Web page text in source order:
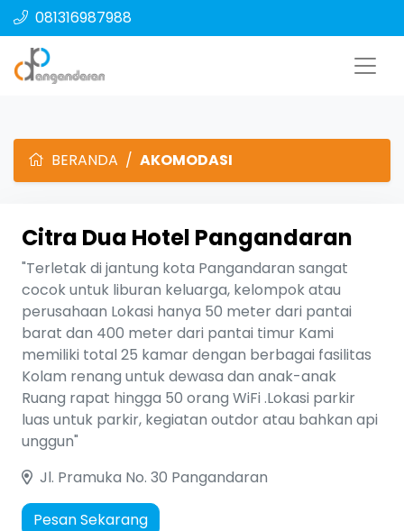
081316987988
BERANDA AKOMODASI
Citra Dua Hotel Pangandaran
"Terletak di jantung kota Pangandaran sangat
cocok untuk liburan keluarga, kelompok atau
perusahaan Lokasi hanya 50 meter dari pantai
barat dan 400 meter dari pantai timur Kami
memiliki total 25 kamar dengan berbagai fasilitas
Kolam renang untuk dewasa dan anak-anak
Ruang rapat hingga 50 orang WiFi .Lokasi parkir
luas untuk parkir, kegiatan outdor atau bahkan api
unggun"
Jl. Pramuka No. 30 Pangandaran
Pesan Sekarang